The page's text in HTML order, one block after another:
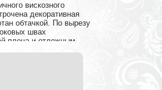
вискозного
декоративная
обтачкой. По вырезу
швах
плеча и отложным
складка. По
с мягким
в 48 р-ре – 104
Эластан 5%